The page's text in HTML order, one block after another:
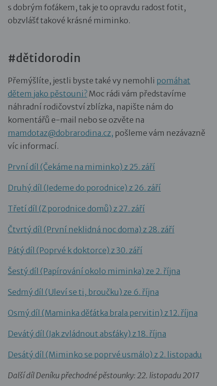
s dobrým foťákem, tak je to opravdu radost fotit,
obzvlášť takové krásné miminko.
#dětidorodin
Přemýšlíte, jestli byste také vy nemohli pomáhat
dětem jako pěstouni? Moc rádi vám představíme
náhradní rodičovství zblízka, napište nám do
komentářů e-mail nebo se ozvěte na
mamdotaz@dobrarodina.cz, pošleme vám nezávazně
víc informací.
První díl (Čekáme na miminko) z 25. září
Druhý díl (Jedeme do porodnice) z 26. září
Třetí díl (Z porodnice domů) z 27. září
Čtvrtý díl (První neklidná noc doma) z 28. září
Pátý díl (Poprvé k doktorce) z 30. září
Šestý díl (Papírování okolo miminka) ze 2. října
Sedmý díl (Uleví se ti, broučku) ze 6. října
Osmý díl (Maminka děťátka brala pervitin) z 12. října
Devátý díl (Jak zvládnout absťáky) z 18. října
Desátý díl (Miminko se poprvé usmálo) z 2. listopadu
Další díl Deníku přechodné pěstounky: 22. listopadu 2017